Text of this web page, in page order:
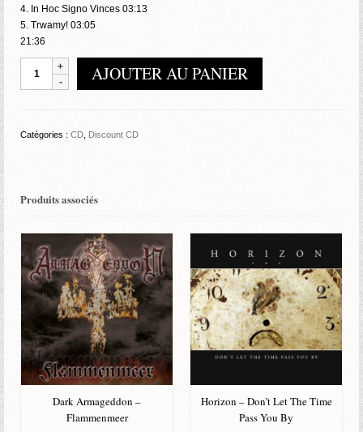
4. In Hoc Signo Vinces 03:13
5. Trwamy! 03:05
21:36
Brzask
AJOUTER AU PANIER
Catégories : CD Discount CD
Produits associés
Dark Armageddon –
Flammenmeer
Horizon – Don’t Let The Time
Pass You By